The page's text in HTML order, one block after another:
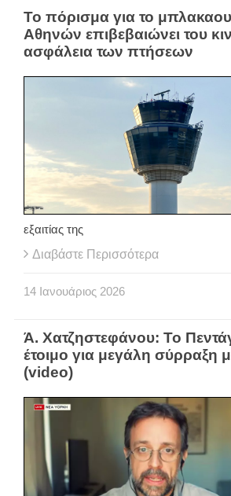
Το πόρισμα για το
Αθηνών επιβεβαιώνει του
ασφάλεια των πτήσεων
εξαιτίας της
Διαβάστε Περισσότερα
14 Ιανουάριος 2026
Ά. Χατζηστεφάνου: Το
έτοιμο για μεγάλη σύρραξη
(video)